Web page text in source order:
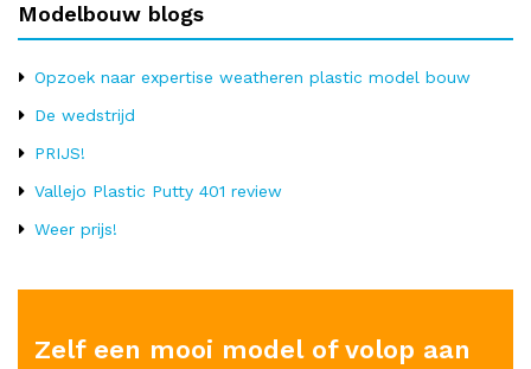
Modelbouw blogs
Opzoek naar expertise weatheren plastic model bouw
De wedstrijd
PRIJS!
Vallejo Plastic Putty 401 review
Weer prijs!
Zelf een mooi model of volop aan